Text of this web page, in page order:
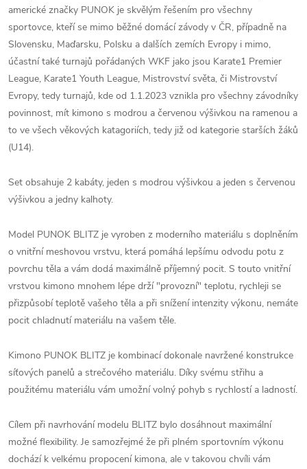
americké značky PUNOK je skvělým řešením pro všechny
sportovce, kteří se mimo běžné domácí závody v ČR, případně na
Slovensku, Maďarsku, Polsku a dalších zemích Evropy i mimo,
účastní také turnajů pořádaných WKF jako jsou Karate1 Premier
League, Karate1 Youth League, Mistrovství světa, či Mistrovství
Evropy, tedy turnajů, kde od 1.1.2023 vznikla pro všechny závodníky
povinnost, mít kimono s modrou a červenou výšivkou na ramenou a
to ve všech věkových katagoriích, tedy již od kategorie starších žáků
(U14).
Set obsahuje 2 kabáty, jeden s modrou výšivkou a jeden s červenou
výšivkou a jedny kalhoty.
Model PUNOK BLITZ je vyroben z moderního materiálu s doplněním
o vnitřní meshovou vrstvu, která pomáhá lepšímu odvodu potu z
povrchu těla a vám dodá maximálně příjemný pocit. S touto vnitřní
vrstvou kimono mnohem lépe drží "provozní" teplotu, rychleji se
přizpůsobí teplotě vašeho těla a při snížení intenzity výkonu, nemáte
pocit chladnutí materiálu na vašem těle.
Kimono PUNOK BLITZ je kombinací dokonale navržené konstrukce
síťových panelů a strečového materiálu. Díky svému střihu a
použitému materiálu vám umožní volný pohyb s rychlostí a ladností.
Cílem při navrhování modelu BLITZ bylo dosáhnout maximální
možné flexibility. Je samozřejmé že při plném sportovním výkonu
dochází k velkému propocení kimona, ale v takovou chvíli vám